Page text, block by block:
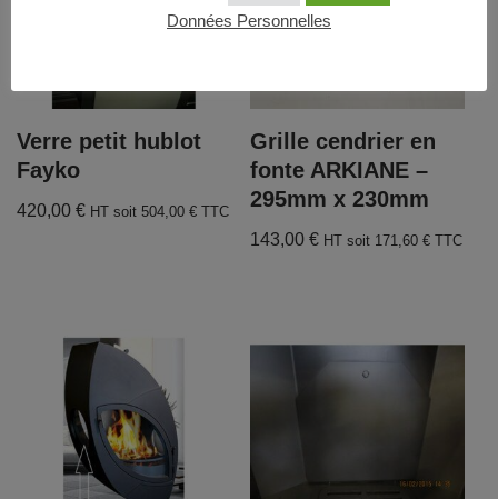
Verre petit hublot
Fayko
420,00 € HT soit 504,00 € TTC
Grille cendrier en
fonte ARKIANE –
295mm x 230mm
143,00 € HT soit 171,60 €TTC
Données Personnelles